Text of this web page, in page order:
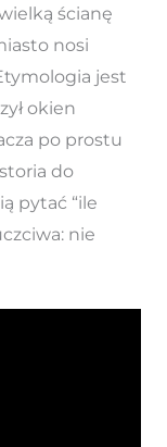
ścianę
nosi
jest
okien
po prostu
do
pytać “ile
nie